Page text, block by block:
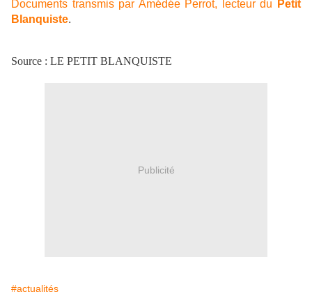
Documents transmis par Amédée Perrot, lecteur du
Petit
Blanquiste.
Source : LE PETIT BLANQUISTE
Publicité
#actualités